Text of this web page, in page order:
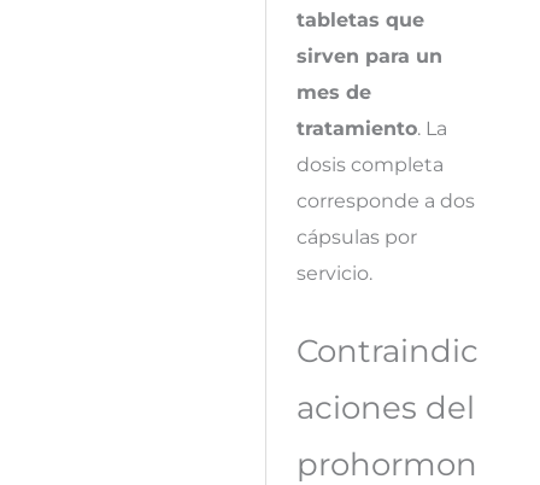
tabletas que
sirven para un
mes de
tratamiento. La
dosis completa
corresponde a dos
cápsulas por
servicio.
Contraindic
aciones del
prohormon